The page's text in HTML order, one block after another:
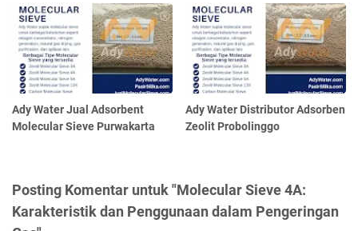
Ady Water Jual Adsorbent
Molecular Sieve Purwakarta
Ady Water Distributor Adsorben
Zeolit Probolinggo
Posting Komentar untuk "Molecular Sieve 4A:
Karakteristik dan Penggunaan dalam Pengeringan